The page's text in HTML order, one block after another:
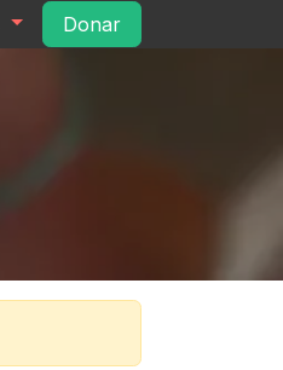
ContactoDo​​na​​r​​